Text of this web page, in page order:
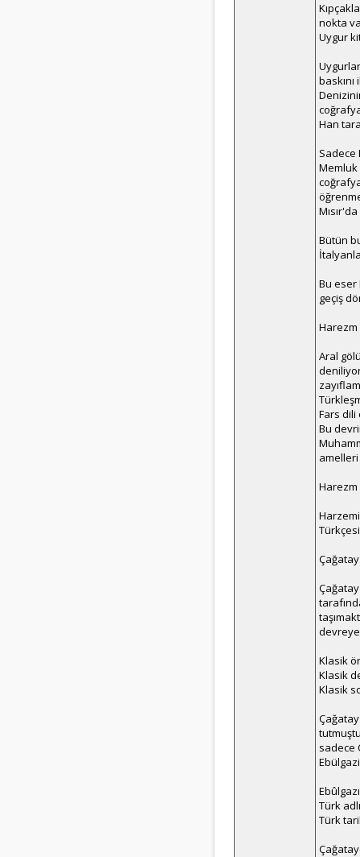
nokta
Uygur
Han
Sadece
Memluk
Bütün
Bu eser
geçiş
Harezm
Aral
Fars dili
Bu
Harezm
devreye
Klasik
Klasik
Klasik
sadece
Türk
Türk